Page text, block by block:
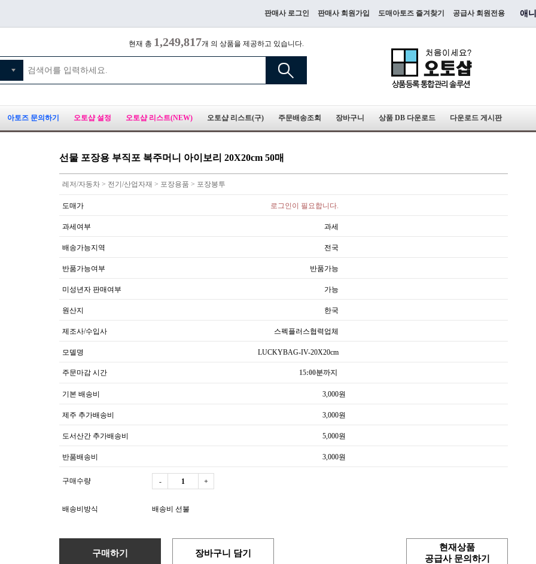
판매사 로그인 판매사 회원가입 도매아토즈 즐겨찾기 공급사 회원전용 애
현재 총 1,249,817개 의 상품을 제공하고 있습니다.
아토즈 문의하기 오토샵 설정 오토샵 리스트(NEW) 오토샵 리스트(구) 주문배송조회 장바구니 상품 DB 다운로드 다운로드 게시판
선물 포장용 부직포 복주머니 아이보리 20X20cm 50매
레저/자동차 > 전기/산업자재 > 포장용품 > 포장봉투
도매가 로그인이 필요합니다.
과세여부 과세
배송가능지역 전국
반품가능여부 반품가능
미성년자 판매여부 가능
원산지 한국
제조사/수입사 스펙플러스협력업체
모델명 LUCKYBAG-IV-20X20cm
주문마감 시간 15:00분까지
기본 배송비 3,000원
제주 추가배송비 3,000원
도서산간 추가배송비 5,000원
반품배송비 3,000원
구매수량 - +
배송비방식 배송비 선불
구매하기 장바구니 담기
현재상품
공급사 문의하기